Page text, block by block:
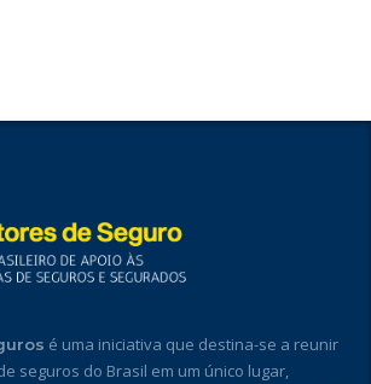
é uma iniciativa que destina-se a reunir
seguros do Brasil em um único lugar,